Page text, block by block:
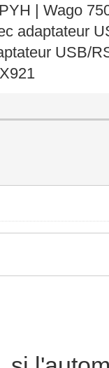
| Wago
adaptateur
USB/